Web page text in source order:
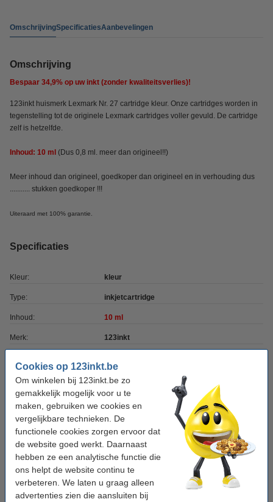
Cookies op 123inkt.be
Om winkelen bij 123inkt.be zo
gemakkelijk mogelijk voor u te
maken, gebruiken we cookies en
vergelijkbare technieken. De
functionele cookies zorgen ervoor dat
de website goed werkt. Daarnaast
hebben ze een analytische functie die
ons helpt de website continu te
verbeteren. We laten u graag alleen
advertenties zien die aansluiten bij
OmschrijvingSpecificatiesAanbevelingen
Omschrijving
Bespaar 34,9% op uw inkt (zonder kwaliteitsverlies)!
123inkt huismerk Lexmark Nr. 27 cartridge kleur. Onze cartridges worden in
tegenstelling tot de originele Lexmark cartridges voller gevuld. De cartridge
zelf is hetzelfde.
Inhoud: 10 ml (Dus 0,8 ml. meer dan origineel!!)
Meer inhoud dan origineel, goedkoper dan origineel en in verhouding dus
........... stukken goedkoper !!!
Uiteraard met 100% garantie.
Specificaties
Kleur: kleur
Type: inkjetcartridge
Inhoud: 10 ml
Merk: 123inkt
Nummer: 10NX227E
Zwart meebestellen
Lexmark Nr.17 (10NX217) inktcartridge zwart
(123inkt huismerk)
Tip
Wij adviseren u om deze cartridge i.p.v. de originele cartridge te